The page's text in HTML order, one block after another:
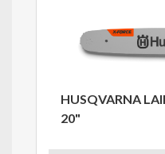
HUSQVARNA
20"